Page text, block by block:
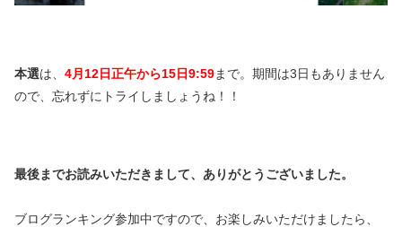
本選は、 4月12日正午から15日9:59まで。期間は3日もありません
ので、忘れずにトライしましょうね！！
最後までお読みいただきまして、ありがとうございました。
ブログランキング参加中ですので、お楽しみいただけましたら、